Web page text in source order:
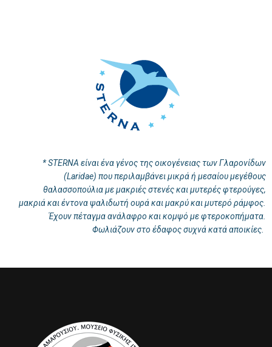
* STERNA είναι ένα γένος της οικογένειας των Γλαρονίδων
(Laridae) που περιλαμβάνει μικρά ή μεσαίου μεγέθους
θαλασσοπούλια με μακριές στενές και μυτερές φτερούγες,
μακριά και έντονα ψαλιδωτή ουρά και μακρύ και μυτερό ράμφος.
Έχουν πέταγμα ανάλαφρο και κομψό με φτεροκοπήματα.
Φωλιάζουν στο έδαφος συχνά κατά αποικίες.